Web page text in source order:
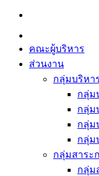
Skip
content
คณะผู้บริหาร
ส่วนงาน
กลุ่มบริหา
กลุ่ม
กลุ่ม
กลุ่ม
กลุ่ม
กลุ่มสาระ
กลุ่ม